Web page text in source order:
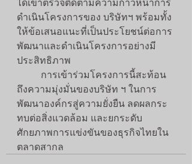
ดำเนินโครงการของ บริษัทฯ พร้อมทั้ง
ให้ข้อเสนอแนะที่เป็นประโยชน์ต่อการ
พัฒนาและดำเนินโครงการอย่างมี
ประสิทธิภาพ
ถึงความมุ่งมั่นของบริษัท ฯ ในการ
พัฒนาองค์กรสู่ความยั่งยืน ลดผลกระ
ทบต่อสิ่งแวดล้อม และยกระดับ
ศักยภาพการแข่งขันของธุรกิจไทยใน
ตลาดสากล